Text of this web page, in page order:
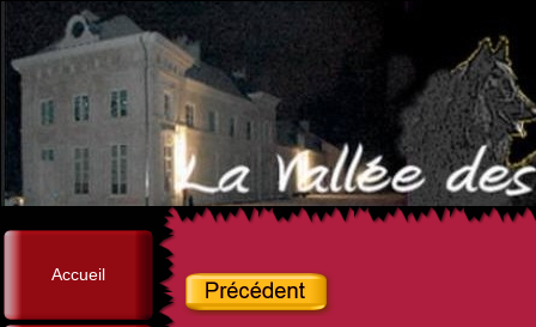
Accueil